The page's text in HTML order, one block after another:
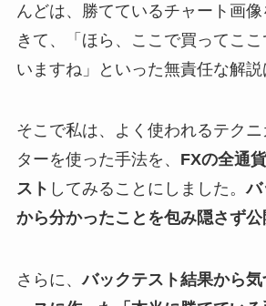
んどは、勝てているチャート画
きて、「ほら、ここで買ってこ
いますね」といった無責任な解説
そこで私は、よく使われるテク
ターを使った手法を、 FXの全通
スト してみることにしました。バ
から分かったことを包み隠さず公
さらに、バックテスト結果から